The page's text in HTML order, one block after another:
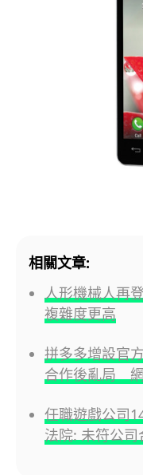
相關文章:
人形機械人再
複雜度更高
拼多多增設官
合作後亂局
任職遊戲公司
法院: 未符公司